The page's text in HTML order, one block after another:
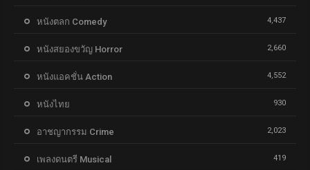
หนังตลก Comedy 4,437
หนังสยองขวัญ Horror 2,660
หนังแอคชั่น Action 4,552
หนังไทย 930
อาชญากรรม Crime 2,023
เพลงดนตรี Musical 419